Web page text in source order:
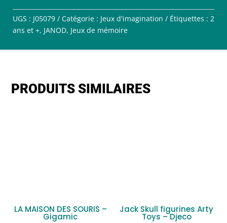
UGS : J05079 Catégorie : Jeux d'imagination Étiquettes : 2
ans et +, JANOD, Jeux de mémoire
PRODUITS SIMILAIRES
LA MAISON DES SOURIS –
Gigamic
Jack Skull figurines Arty
Toys – Djeco